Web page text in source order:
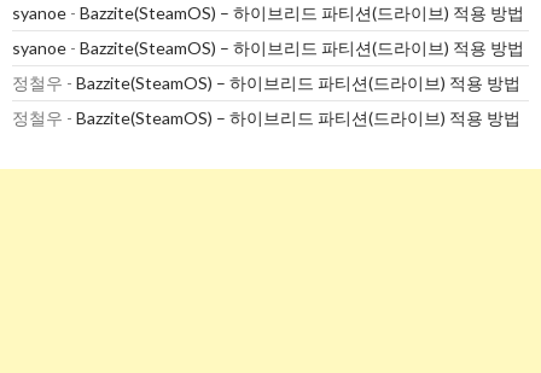
syanoe - Bazzite(SteamOS) – 하이브리드 파티션(드라이브) 적용 방법
syanoe - Bazzite(SteamOS) – 하이브리드 파티션(드라이브) 적용 방법
정철우 - Bazzite(SteamOS) – 하이브리드 파티션(드라이브) 적용 방법
정철우 - Bazzite(SteamOS) – 하이브리드 파티션(드라이브) 적용 방법